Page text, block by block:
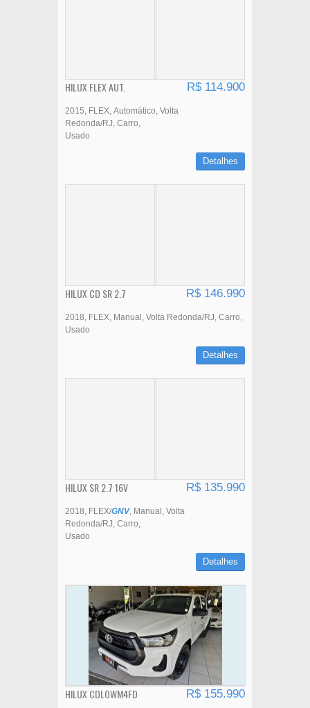
HILUX FLEX AUT. R$ 114.900
2015 FLEX Automático Volta
Redonda/RJ Carro
Usado
Detalhes
HILUX CD SR 2.7 R$ 146.990
2018 FLEX Manual Volta Redonda/RJ Carro
Usado
Detalhes
HILUX SR 2.7 16V R$ 135.990
2018 FLEX/GNV Manual
Volta
Redonda/RJ Carro
Usado
Detalhes
HILUX CDLOWM4FD R$ 155.990